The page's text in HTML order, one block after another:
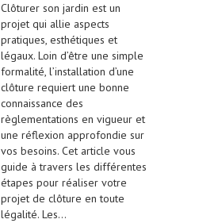
Clôturer son jardin est un
projet qui allie aspects
pratiques, esthétiques et
légaux. Loin d’être une simple
formalité, l’installation d’une
clôture requiert une bonne
connaissance des
règlementations en vigueur et
une réflexion approfondie sur
vos besoins. Cet article vous
guide à travers les différentes
étapes pour réaliser votre
projet de clôture en toute
légalité. Les…